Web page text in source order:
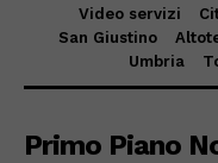
Video servizi
San Giustino
Umbria
Primo Piano